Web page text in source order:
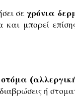
σε χρόνια
και μπορεί
στόμα
ή